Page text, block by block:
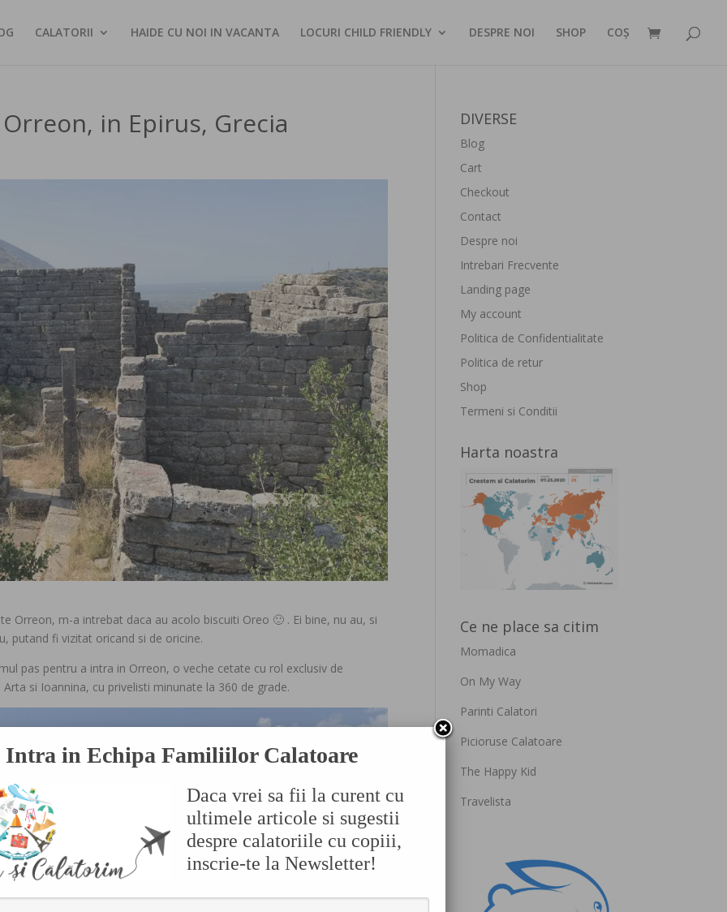
CALATORII HAIDE CU NOI IN VACANTA LOCURI CHILD FRIENDLY DESPRE NOI SHOP COȘ
in Epirus, Grecia
Orreon, m-a intrebat daca au acolo biscuiti Oreo 🙂 . Ei bine, nu au, si
putand fi vizitat oricand si de oricine.
pas pentru a intra in Orreon, o veche cetate cu rol exclusiv de
si Ioannina, cu privelisti minunate la 360 de grade.
DIVERSE
Blog
Cart
Checkout
Contact
Despre noi
Intrebari Frecvente
Landing page
My account
Politica de Confidentialitate
Politica de retur
Shop
Termeni si Conditii
Harta noastra
Ce ne place sa citim
Momadica
On My Way
Parinti Calatori
Picioruse Calatoare
The Happy Kid
Travelista
Intra in Echipa Familiilor Calatoare
Daca vrei sa fii la curent cu
ultimele articole si sugestii
despre calatoriile cu copiii,
inscrie-te la Newsletter!